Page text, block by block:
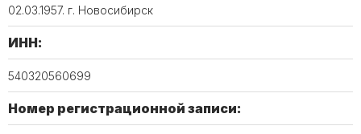
02.03.1957. г. Новосибирск
ИНН:
540320560699
Номер регистрационной записи: